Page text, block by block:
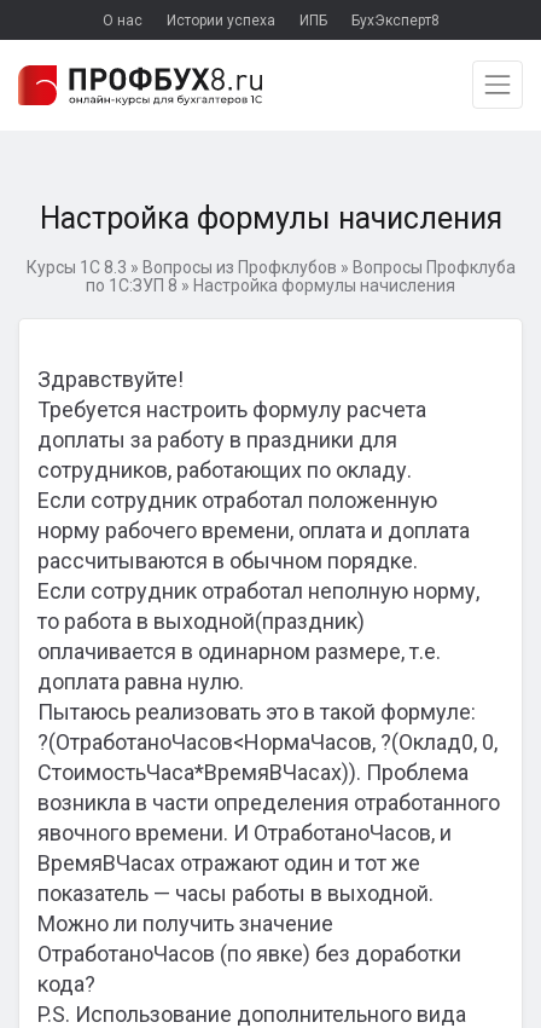
О нас Истории успеха ИПБ БухЭксперт8
Настройка формулы начисления
Курсы 1С 8.3 » Вопросы из Профклубов » Вопросы Профклуба
по 1С:ЗУП 8 » Настройка формулы начисления
Здравствуйте!
Требуется настроить формулу расчета
доплаты за работу в праздники для
сотрудников, работающих по окладу.
Если сотрудник отработал положенную
норму рабочего времени, оплата и доплата
рассчитываются в обычном порядке.
Если сотрудник отработал неполную норму,
то работа в выходной(праздник)
оплачивается в одинарном размере, т.е.
доплата равна нулю.
Пытаюсь реализовать это в такой формуле:
?(ОтработаноЧасов<НормаЧасов, ?(Оклад0, 0,
СтоимостьЧаса*ВремяВЧасах)). Проблема
возникла в части определения отработанного
явочного времени. И ОтработаноЧасов, и
ВремяВЧасах отражают один и тот же
показатель — часы работы в выходной.
Можно ли получить значение
ОтработаноЧасов (по явке) без доработки
кода?
P.S. Использование дополнительного вида